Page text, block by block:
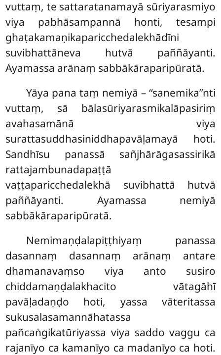
vuttaṃ, te sattaratanamayā sūriyarasmiyo
viya pabhāsampannā honti, tesampi
ghaṭakamaṇikaparicchedalekhādīni
suvibhattāneva hutvā paññāyanti.
Ayamassa arānaṃ sabbākāraparipūratā.
Yāya pana taṃ nemiyā – ‘‘sanemika’’nti
vuttaṃ, sā bālasūriyarasmikalāpasiriṃ
avahasamānā viya
surattasuddhasiniddhapavāḷamayā hoti.
Sandhīsu panassā sañjhārāgasassirikā
rattajambunadapaṭṭā
vaṭṭaparicchedalekhā suvibhattā hutvā
paññāyanti. Ayamassa nemiyā
sabbākāraparipūratā.
Nemimaṇḍalapiṭṭhiyaṃ panassa
dasannaṃ dasannaṃ arānaṃ antare
dhamanavaṃso viya anto susiro
chiddamaṇḍalakhacito vātagāhī
pavāḷadaṇḍo hoti, yassa vāteritassa
sukusalasamannāhatassa
pañcaṅgikatūriyassa viya saddo vaggu ca
rajanīyo ca kamanīyo ca madanīyo ca hoti.